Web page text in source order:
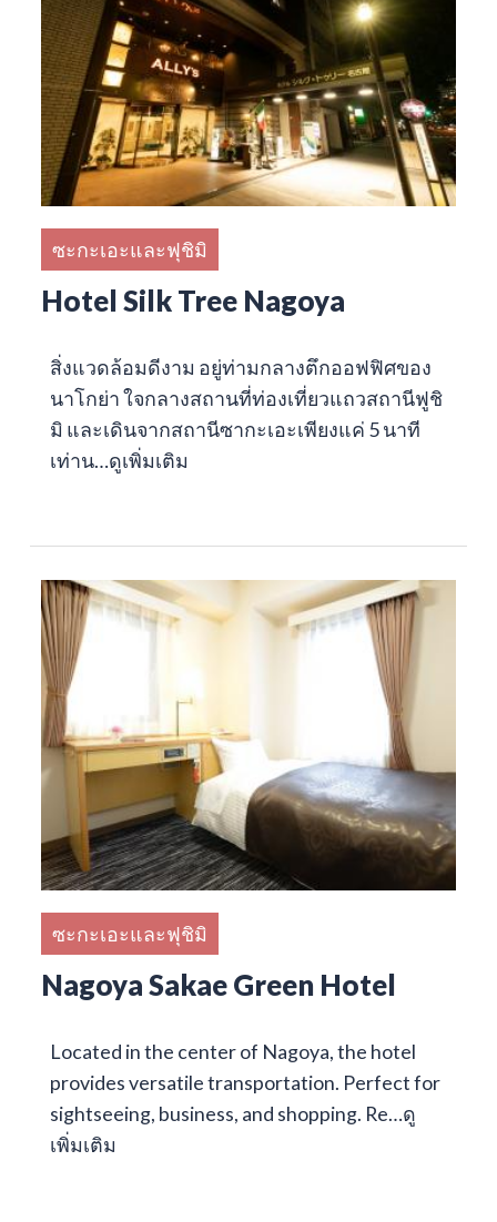
ซะกะเอะและฟุชิมิ
Hotel Silk Tree Nagoya
สิ่งแวดล้อมดีงาม อยู่ท่ามกลางตึกออฟฟิศของ
นาโกย่า ใจกลางสถานที่ท่องเที่ยวแถวสถานีฟูชิ
มิ และเดินจากสถานีซากะเอะเพียงแค่ 5 นาที
เท่าน…ดูเพิ่มเติม
ซะกะเอะและฟุชิมิ
Nagoya Sakae Green Hotel
Located in the center of Nagoya, the hotel
provides versatile transportation. Perfect for
sightseeing, business, and shopping. Re…ดู
เพิ่มเติม